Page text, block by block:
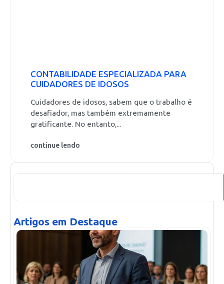
CONTABILIDADE ESPECIALIZADA PARA
CUIDADORES DE IDOSOS
Cuidadores de idosos, sabem que o trabalho é
desafiador, mas também extremamente
gratificante. No entanto,...
continue lendo
Artigos em Destaque